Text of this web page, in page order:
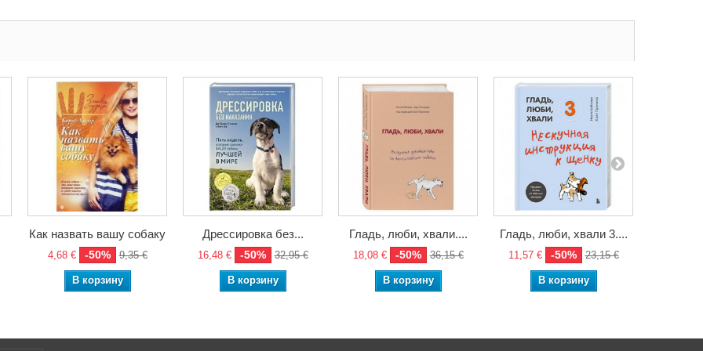
Как назвать вашу собаку
4,68 € -50% 9,35 €
В корзину
Дрессировка без...
16,48 € -50% 32,95 €
В корзину
Гладь, люби, хвали....
18,08 € -50% 36,15 €
В корзину
Гладь, люби, хвали 3....
11,57 € -50% 23,15 €
В корзину